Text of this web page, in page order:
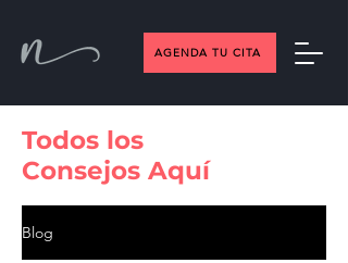
AGENDA TU CITA
Todos los
Consejos Aquí
Blog